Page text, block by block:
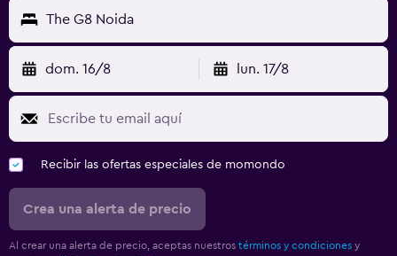
The G8 Noida
dom. 16/8 lun. 17/8
Recibir las ofertas especiales de momondo
Crea una alerta de precio
Al crear una alerta de precio, aceptas nuestros términos y condiciones y